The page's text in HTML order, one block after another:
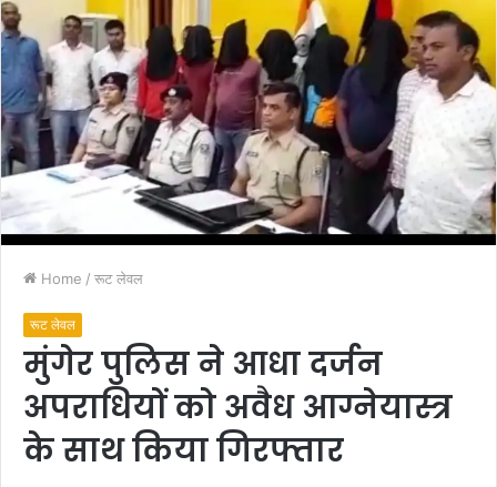
Home / रूट लेवल
रूट लेवल
मुंगेर पुलिस ने आधा दर्जन
अपराधियों को अवैध आग्नेयास्त्र
के साथ किया गिरफ्तार